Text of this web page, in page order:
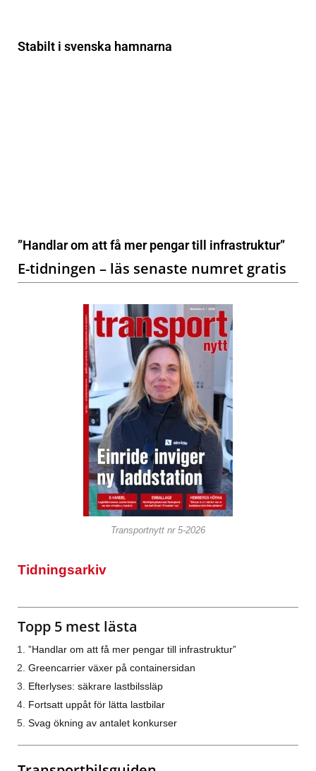
Stabilt i svenska hamnarna
”Handlar om att få mer pengar till infrastruktur”
E-tidningen – läs senaste numret gratis
Transportnytt nr 5-2026
Tidningsarkiv
Topp 5 mest lästa
”Handlar om att få mer pengar till infrastruktur”
Greencarrier växer på containersidan
Efterlyses: säkrare lastbilssläp
Fortsatt uppåt för lätta lastbilar
Svag ökning av antalet konkurser